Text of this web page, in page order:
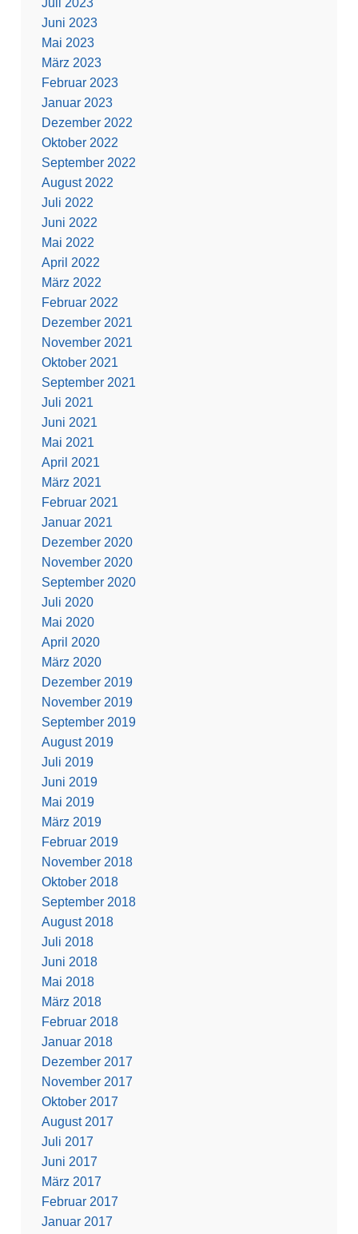
Juli 2023
Juni 2023
Mai 2023
März 2023
Februar 2023
Januar 2023
Dezember 2022
Oktober 2022
September 2022
August 2022
Juli 2022
Juni 2022
Mai 2022
April 2022
März 2022
Februar 2022
Dezember 2021
November 2021
Oktober 2021
September 2021
Juli 2021
Juni 2021
Mai 2021
April 2021
März 2021
Februar 2021
Januar 2021
Dezember 2020
November 2020
September 2020
Juli 2020
Mai 2020
April 2020
März 2020
Dezember 2019
November 2019
September 2019
August 2019
Juli 2019
Juni 2019
Mai 2019
März 2019
Februar 2019
November 2018
Oktober 2018
September 2018
August 2018
Juli 2018
Juni 2018
Mai 2018
März 2018
Februar 2018
Januar 2018
Dezember 2017
November 2017
Oktober 2017
August 2017
Juli 2017
Juni 2017
März 2017
Februar 2017
Januar 2017